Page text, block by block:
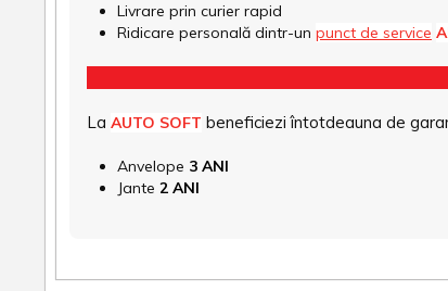
Livrare prin curier rapid
Ridicare personală dintr-un punct de service
La AUTO SOFT beneficiezi întotdeauna de
Anvelope 3 ANI
Jante 2 ANI